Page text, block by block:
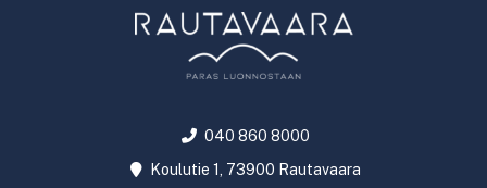
040 860 8000
Koulutie 1, 73900 Rautavaara